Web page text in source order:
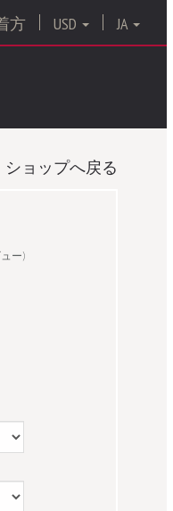
方 USD JA
ショップへ戻る
ー)